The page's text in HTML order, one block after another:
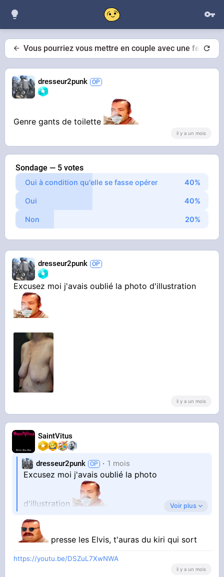
Vous pourriez vous mettre en couple avec une femme
dresseur2punk
Genre gants de toilette
il y a un mois
Sondage — 5 votes
Oui à condition qu'elle se fasse opérer
Oui
Non
dresseur2punk
Excusez moi j'avais oublié la photo d'illustration
il y a un mois
SaintVitus
dresseur2punk 1 mois
Excusez moi j'avais oublié la photo
d'illustration Voir plus
presse les Elvis, t'auras du kiri qui sort
https://youtu.be/DSZuL7XwNWA
il y a un mois